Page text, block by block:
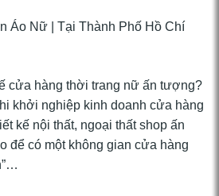
cửa hàng thời trang nữ ấn tượng?
khởi nghiệp kinh doanh cửa hàng
kế nội thất, ngoại thất shop ấn
để có một không gian cửa hàng